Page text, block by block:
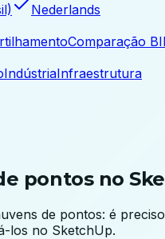
Nederlands
Comparação
IndústriaInfraestrutura
pontos no
de pontos: é
los no SketchUp.